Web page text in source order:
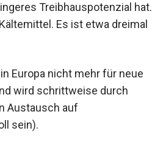
Treibhauspotenzial hat.
Es ist etwa dreimal
Europa nicht mehr für neue
wird schrittweise durch
Austausch auf
sein).